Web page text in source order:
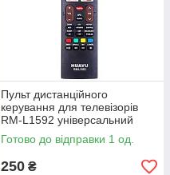
Пульт дистанційного
керування для телевізорів
RM-L1592 універсальний
HUAYU
Готово до відправки 1 од.
250 ₴